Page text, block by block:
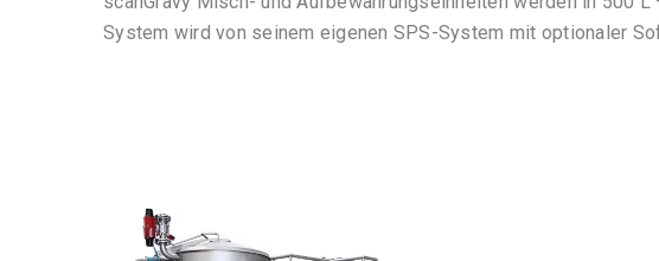
System wird von seinem eigenen SPS-System mit optionaler